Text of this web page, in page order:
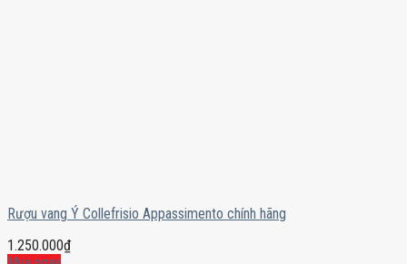
Rượu vang Ý Collefrisio Appassimento chính hãng
1.250.000₫